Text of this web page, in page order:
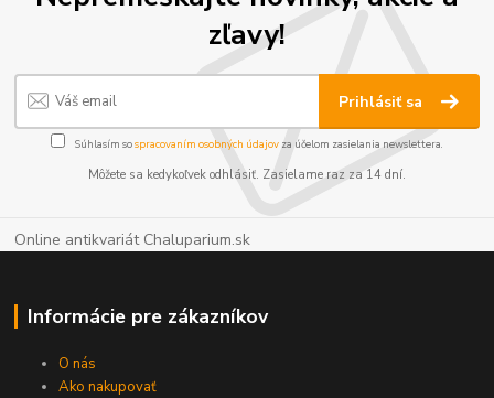
zľavy!
Prihlásiť sa
Súhlasím sospracovaním osobných údajov za účelom zasielania newslettera.
Môžete sa kedykoľvek odhlásiť. Zasielame raz za 14 dní.
Online antikvariát Chaluparium.sk
Informácie pre zákazníkov
O nás
Ako nakupovať